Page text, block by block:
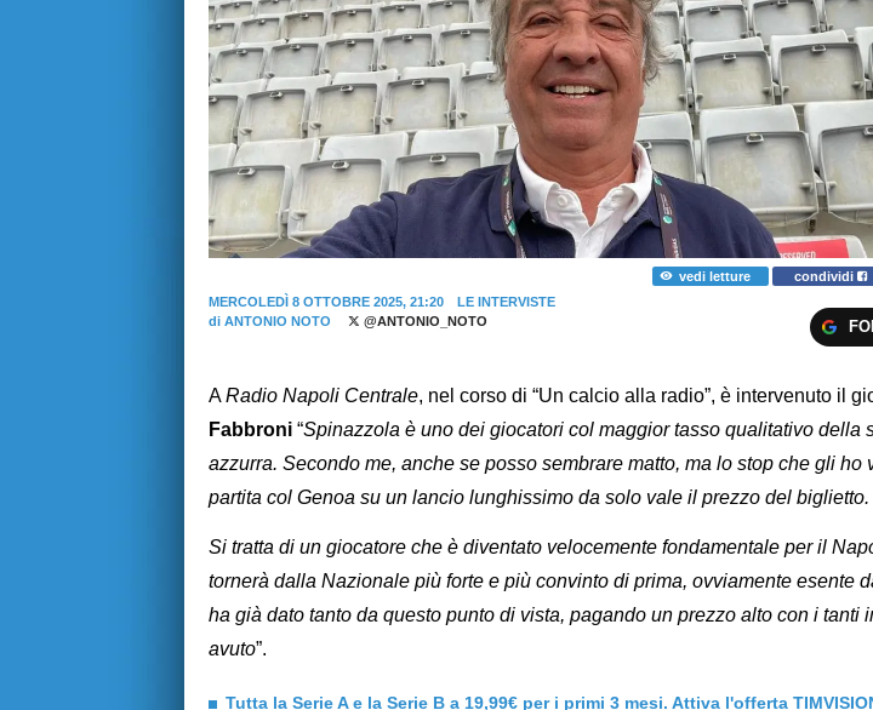
vedi letture condividi
MERCOLEDÌ 8 OTTOBRE 2025, 21:20
LE INTERVISTE
di ANTONIO NOTO @ANTONIO_NOTO
ARadio Napoli Centrale, nel corso di “Un calcio alla radio”, è intervenuto il
Fabbroni “Spinazzola è uno dei giocatori col maggior tasso qualitativo della
azzurra. Secondo me, anche se posso sembrare matto, ma lo stop che gli ho
partita col Genoa su un lancio lunghissimo da solo vale il prezzo del biglietto.
Si tratta di un giocatore che è diventato velocemente fondamentale per il
tornerà dalla Nazionale più forte e più convinto di prima, ovviamente esente
ha già dato tanto da questo punto di vista, pagando un prezzo alto con i tanti
avuto”.
Tutta la Serie A e la Serie B a 19,99€ per i primi 3 mesi. Attiva l'offerta